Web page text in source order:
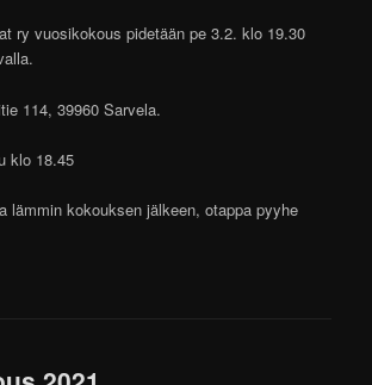
ry vuosikokous pidetään pe 3.2. klo 19.30
114, 39960 Sarvela.
klo 18.45
lämmin kokouksen jälkeen, otappa pyyhe